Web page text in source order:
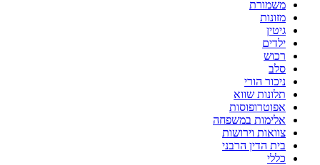
משמורת
מזונות
גיטין
ילדים
רכוש
סלב
ניכור הורי
תלונות שווא
אפוטרופוסות
אלימות במשפחה
צוואות וירושות
בית הדין הרבני
כללי